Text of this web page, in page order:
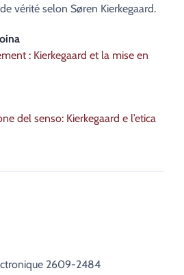
vérité selon Søren Kierkegaard.
: Kierkegaard et la mise en
del senso: Kierkegaard e l’etica
2609-2484